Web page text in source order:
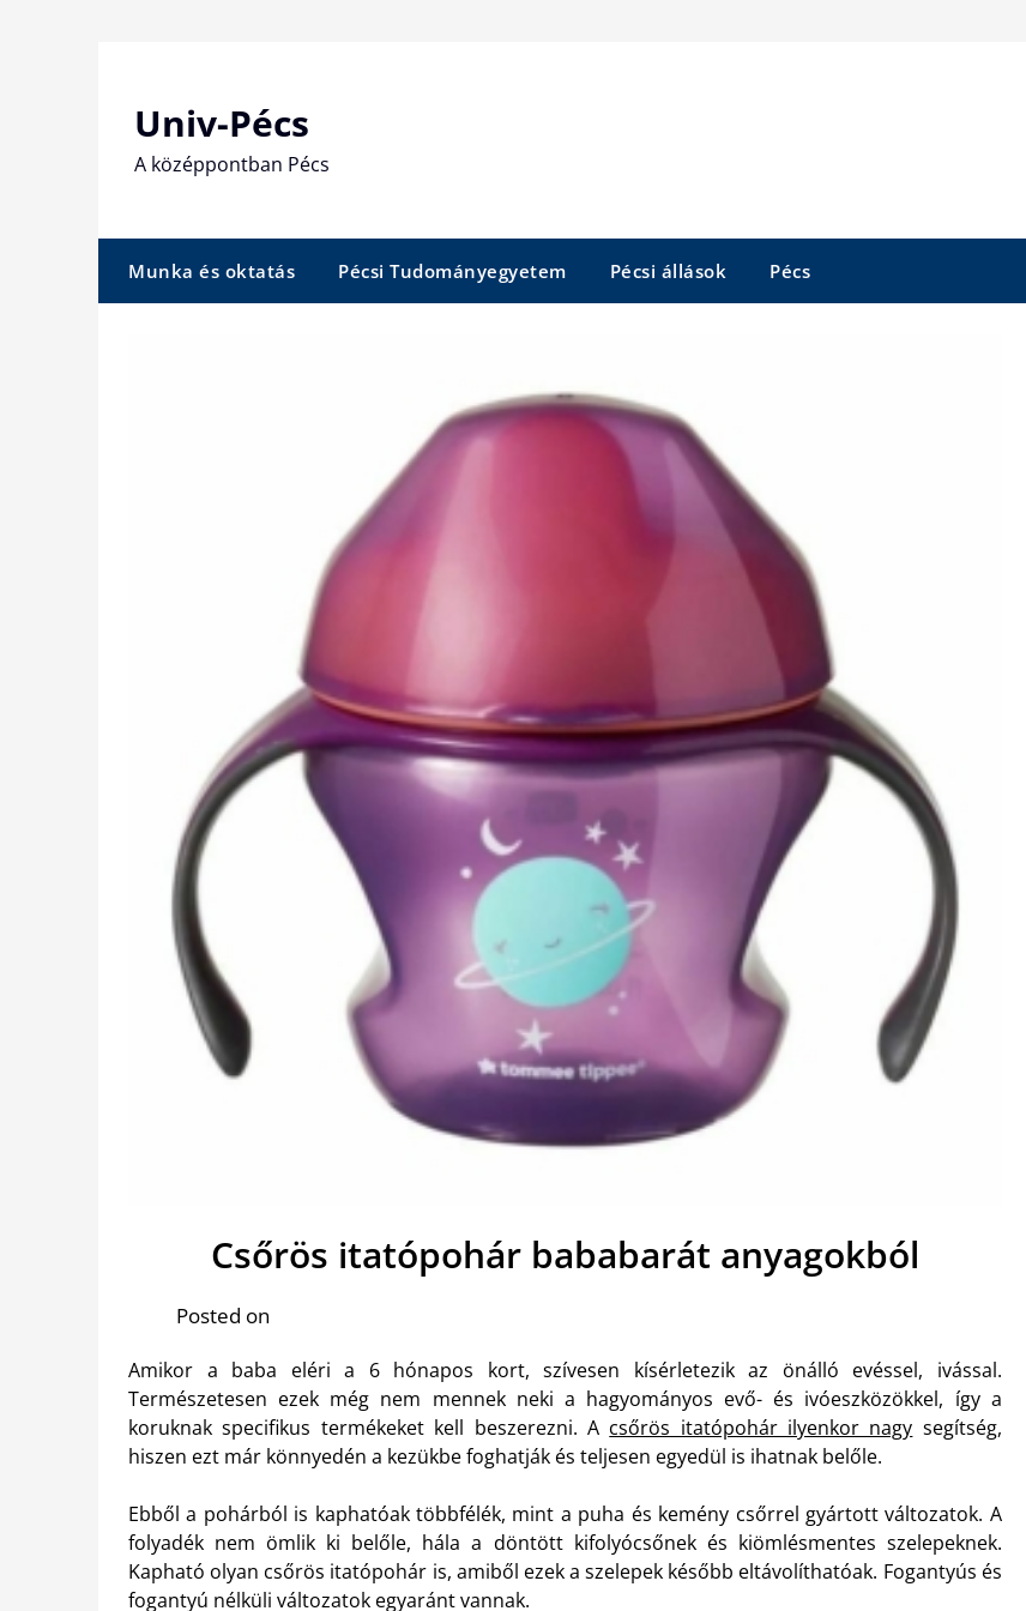
Univ-Pécs
A középpontban Pécs
Munka és oktatás Pécsi Tudományegyetem Pécsi állások Pécs
Csőrös itatópohár bababarát anyagokból
Posted on
Amikor a baba eléri a 6 hónapos kort, szívesen kísérletezik az önálló evéssel, ivással.
Természetesen ezek még nem mennek neki a hagyományos evő- és ivóeszközökkel, így a
koruknak specifikus termékeket kell beszerezni. A csőrös itatópohár ilyenkor nagy segítség,
hiszen ezt már könnyedén a kezükbe foghatják és teljesen egyedül is ihatnak belőle.
Ebből a pohárból is kaphatóak többfélék, mint a puha és kemény csőrrel gyártott változatok. A
folyadék nem ömlik ki belőle, hála a döntött kifolyócsőnek és kiömlésmentes szelepeknek.
Kapható olyan csőrös itatópohár is, amiből ezek a szelepek később eltávolíthatóak. Fogantyús és
fogantyú nélküli változatok egyaránt vannak.